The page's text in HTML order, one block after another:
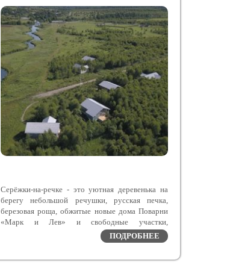
Серёжки-на-речке - это уютная деревенька на
берегу небольшой речушки, русская печка,
березовая роща, обжитые новые дома Поварни
«Марк и Лев» и свободные участки,
расположенные в Заокском районе Тульской
области – экологическом курорте с чистейшим
ПОДРОБНЕЕ